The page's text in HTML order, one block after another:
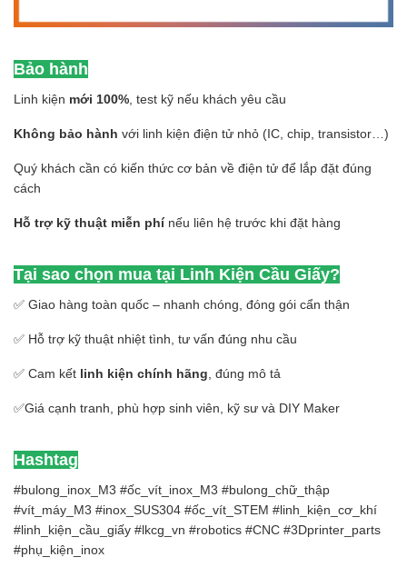
Bảo hành
Linh kiện mới 100% , test kỹ nếu khách yêu cầu
Không bảo hành với linh kiện điện tử nhỏ (IC, chip, transistor…)
Quý khách cần có kiến thức cơ bản về điện tử để lắp đặt đúng
cách
Hỗ trợ kỹ thuật miễn phínếu liên hệ trước khi đặt hàng
Tại sao chọn mua tại Linh Kiện Cầu Giấy?
✅ Giao hàng toàn quốc – nhanh chóng, đóng gói cẩn thận
✅ Hỗ trợ kỹ thuật nhiệt tình, tư vấn đúng nhu cầu
✅ Cam kết linh kiện chính hãng , đúng mô tả
✅Giá cạnh tranh, phù hợp sinh viên, kỹ sư và DIY Maker
Hashtag
#bulong_inox_M3 #ốc_vít_inox_M3 #bulong_chữ_thập
#vít_máy_M3 #inox_SUS304 #ốc_vít_STEM #linh_kiện_cơ_khí
#linh_kiện_cầu_giấy #lkcg_vn #robotics #CNC #3Dprinter_parts
#phụ_kiện_inox